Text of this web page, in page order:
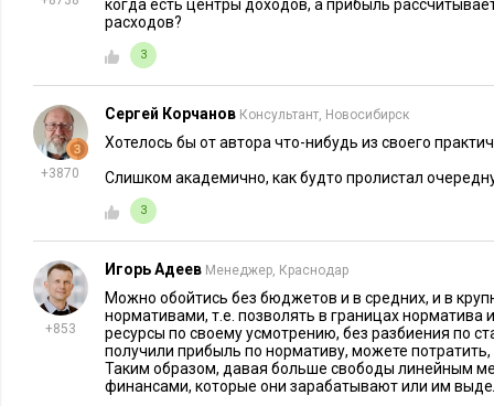
>31% – критическое отклонение.
На практике диапазоны задаются для каждого показателя
обсуждать проблему следует на уровне выше линейного
такие показатели могут влиять на всю компанию.
Выводы
крупным и средним компаниям, но и малому бизнесу, где
подразделения, которым можно присвоить статус ЦФО,
поддержки, отдел маркетинга. Вдвойне полезно такое
где много центров затрат и часто возникают
расходы, поскольку на ЦФО как раз делегируется функция
когда есть центры доходов, а прибыль
расходов?
3
+3870
Сергей Корчанов Консультант, Новосибирск
Хотелось бы от автора что-нибудь из своего
Слишком академично, как будто пролистал
3
+853
Игорь Адеев Менеджер, Краснодар
Можно обойтись без бюджетов и в средних, и в
нормативами, т.е. позволять в границах норматива
ресурсы по своему усмотрению, без разбиения по
получили прибыль по нормативу, можете
Таким образом, давая больше свободы линейным
финансами, которые они зарабатывают или им